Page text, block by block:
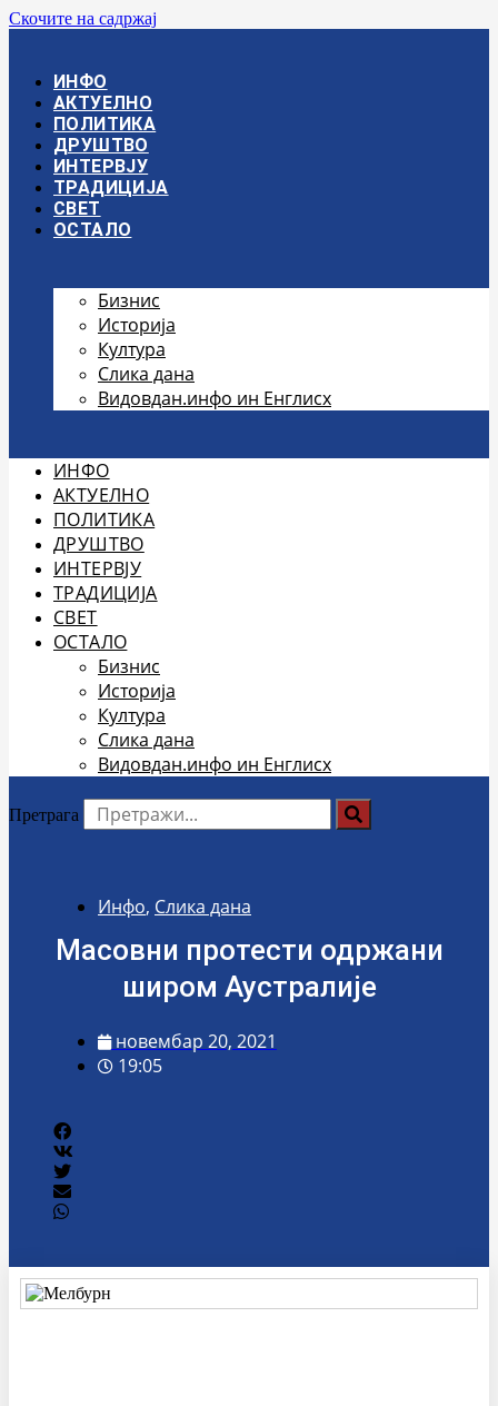
Скочите на садржај
ИНФО
АКТУЕЛНО
ПОЛИТИКА
ДРУШТВО
ИНТЕРВЈУ
ТРАДИЦИЈА
СВЕТ
ОСТАЛО
Бизнис
Историја
Култура
Слика дана
Видовдан.инфо ин Енглисх
ИНФО
АКТУЕЛНО
ПОЛИТИКА
ДРУШТВО
ИНТЕРВЈУ
ТРАДИЦИЈА
СВЕТ
ОСТАЛО
Бизнис
Историја
Култура
Слика дана
Видовдан.инфо ин Енглисх
Претрага
Инфо, Слика дана
Масовни протести одржани
широм Аустралије
новембар 20, 2021
19:05